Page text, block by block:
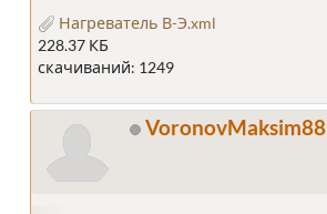
Нагреватель В-Э.xml
228.37 КБ
скачиваний: 1249
VoronovMaksim88